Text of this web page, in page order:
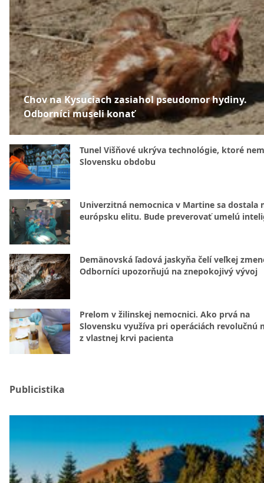
Chov na Kysuciach zasiahol pseudomor hydiny.
Odborníci museli konať
Tunel Višňové ukrýva technológie, ktoré
Slovensku obdobu
Univerzitná nemocnica v Martine sa dostala
európsku elitu. Bude preverovať umelú
Demänovská ľadová jaskyňa čelí veľkej
Odborníci upozorňujú na znepokojivý vývoj
Prelom v žilinskej nemocnici. Ako prvá na
Slovensku využíva pri operáciách revolučnú
z vlastnej krvi pacienta
Publicistika